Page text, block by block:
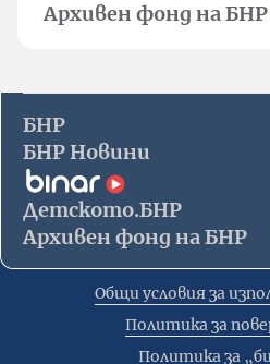
Архивен фонд на БНР
БНР
БНР Новини
Детското.БНР
Архивен фонд на БНР
Общи условия за
Политика за
Политика за